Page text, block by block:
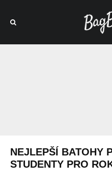
NEJLEPŠÍ BATOHY
STUDENTY PRO